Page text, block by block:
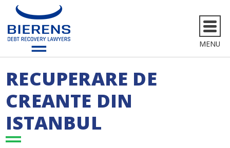
MENU
RECUPERARE DE
CREANTE DIN
ISTANBUL